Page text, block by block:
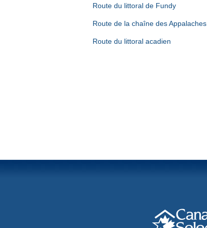
Route du littoral de Fundy
Route de la chaîne des Appalaches
Route du littoral acadien